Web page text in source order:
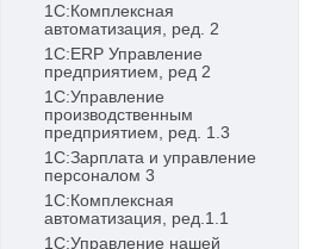
1С:Комплексная
автоматизация, ред. 2
1С:ERP Управление
предприятием, ред 2
1С:Управление
производственным
предприятием, ред. 1.3
1С:Зарплата и управление
персоналом 3
1С:Комплексная
автоматизация, ред.1.1
1С:Управление нашей